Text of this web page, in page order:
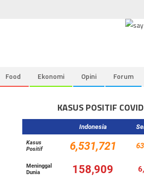
Food Ekonomi Opini Forum
KASUS POSITIF COVID